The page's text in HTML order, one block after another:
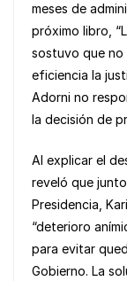
meses de
próximo libro,
sostuvo que no
eficiencia la
Adorni no
la decisión de
Al explicar el
reveló que
Presidencia,
“deterioro
para evitar
Gobierno. La